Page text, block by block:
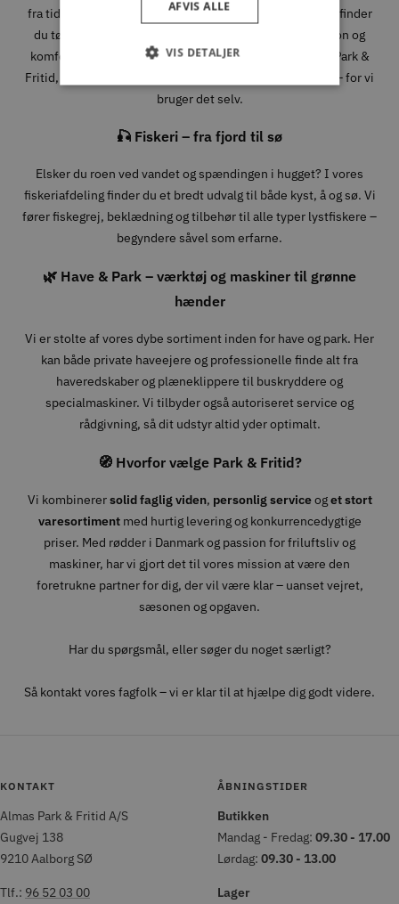
fra tidlige morgener i skoven til lange dage i fjeldet. Her finder
du tøj, sko og udstyr fra velkendte mærker, hvor funktion og
komfort går hånd i hånd. Når du handler jagtudstyr hos Park &
Fritid, handler du med folk, der forstår, hvad det kræver – for vi
bruger det selv.
🎣 Fiskeri – fra fjord til sø
Elsker du roen ved vandet og spændingen i hugget? I vores
fiskeriafdeling finder du et bredt udvalg til både kyst, å og sø. Vi
fører fiskegrej, beklædning og tilbehør til alle typer lystfiskere –
begyndere såvel som erfarne.
🌿 Have & Park – værktøj og maskiner til grønne
hænder
Vi er stolte af vores dybe sortiment inden for have og park. Her
kan både private haveejere og professionelle finde alt fra
haveredskaber og plæneklippere til buskryddere og
specialmaskiner. Vi tilbyder også autoriseret service og
rådgivning, så dit udstyr altid yder optimalt.
🧭 Hvorfor vælge Park & Fritid?
Vi kombinerersolid faglig viden, personlig serviceoget stort
varesortimentmed hurtig levering og konkurrencedygtige
priser. Med rødder i Danmark og passion for friluftsliv og
maskiner, har vi gjort det til vores mission at være den
foretrukne partner for dig, der vil være klar – uanset vejret,
sæsonen og opgaven.
Har du spørgsmål, eller søger du noget særligt?
Så kontakt vores fagfolk – vi er klar til at hjælpe dig godt videre.
KONTAKT
Almas Park & Fritid A/S
Gugvej 138
9210 Aalborg SØ
Tlf.: 96 52 03 00
ÅBNINGSTIDER
Butikken
Mandag - Fredag: 09.30 - 17.00
Lørdag: 09.30 - 13.00
Lager
AFVIS ALLE
VIS DETALJER